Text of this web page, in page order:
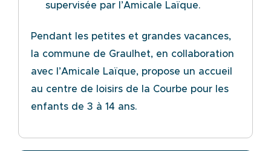
supervisée par l’Amicale Laïque.
Pendant les petites et grandes vacances,
la commune de Graulhet, en collaboration
avec l’Amicale Laïque, propose un accueil
au centre de loisirs de la Courbe pour les
enfants de 3 à 14 ans.